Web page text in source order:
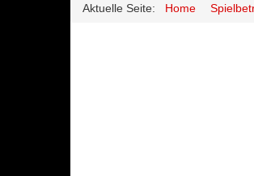
Aktuelle Seite: Home